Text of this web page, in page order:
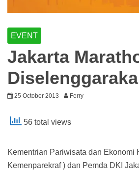
EVENT
Jakarta
25 October 2013 Ferry
56 total views
Kementrian Pariwisata dan Ekonomi
Kemenparekraf ) dan Pemda DKI